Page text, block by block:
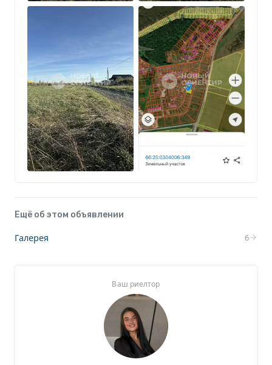
Приезжайте на просмотр, по всем вопросам
звоните по телефону!
Кадастровый номер: 66:25:0304006:3491.
Ещё об этом объявлении
Галерея 6
Ваш риелтор